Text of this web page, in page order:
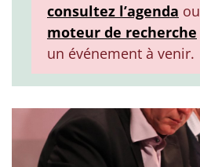
consultez l’agenda ou
moteur de recherche
un événement à venir.